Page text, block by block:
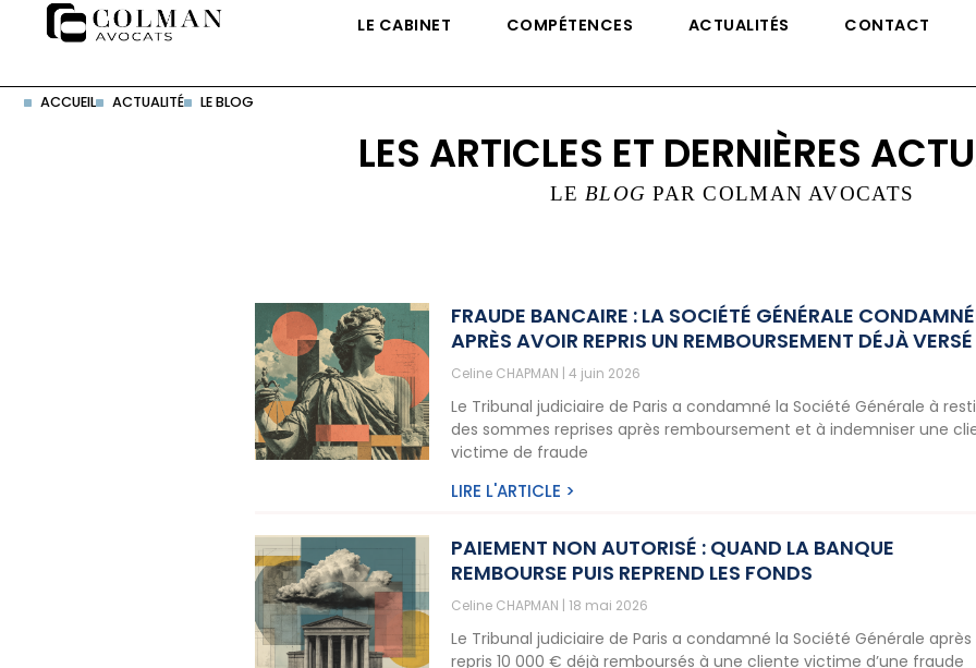
LE CABINET COMPÉTENCES ACTUALITÉS CONTACT
ACCUEIL ACTUALITÉ LE BLOG
LES ARTICLES ET DERNIÈRES
LE BLOGPAR COLMAN AVOCATS
FRAUDE BANCAIRE : LA SOCIÉTÉ GÉNÉRALE
APRÈS AVOIR REPRIS UN REMBOURSEMENT DÉJÀ VERSÉ
Celine CHAPMAN 4 juin 2026
Le Tribunal judiciaire de Paris a condamné la Société Générale à
des sommes reprises après remboursement et à indemniser une
victime de fraude
LIRE L'ARTICLE >
PAIEMENT NON AUTORISÉ : QUAND LA BANQUE
REMBOURSE PUIS REPREND LES FONDS
Celine CHAPMAN 18 mai 2026
Le Tribunal judiciaire de Paris a condamné la Société Générale après
repris 10 000 € déjà remboursés à une cliente victime d’une fraude